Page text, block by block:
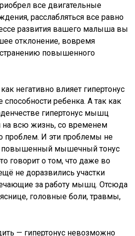
все двигательные
расслабляться все равно
развития вашего малыша вы
отклонение, вовремя
повышенного
негативно влияет гипертонус
ребенка. А так как
гипертонус мышц
на всю жизнь, со временем
проблем. И эти проблемы не
повышенный мышечный тонус
говорит о том, что даже во
не доразвились участки
за работу мышц. Отсюда
головные боли, травмы,
— гипертонус невозможно